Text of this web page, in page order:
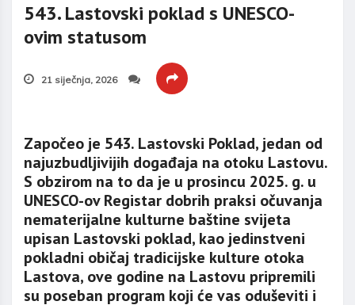
543. Lastovski poklad s UNESCO-
ovim statusom
21 siječnja, 2026
Započeo je 543. Lastovski Poklad, jedan od
najuzbudljivijih događaja na otoku Lastovu.
S obzirom na to da je u prosincu 2025. g. u
UNESCO-ov Registar dobrih praksi očuvanja
nematerijalne kulturne baštine svijeta
upisan Lastovski poklad, kao jedinstveni
pokladni običaj tradicijske kulture otoka
Lastova, ove godine na Lastovu pripremili
su poseban program koji će vas oduševiti i